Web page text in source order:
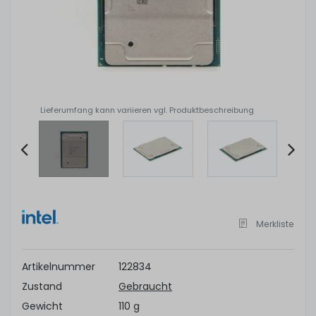
Lieferumfang kann variieren vgl. Produktbeschreibung
of
4
Merkliste
Artikelnummer
122834
Zustand
Gebraucht
Gewicht
110 g